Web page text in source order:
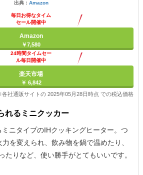
出典： Amazon
毎日お得なタイム
セール開催中
Amazon
￥7,580
24時間タイムセー
ル毎日開催中
楽天市場
￥ 6,842
社通販サイトの 2025年05月28日時点 での税込価格
れるミニクッカー
ニタイプのIHクッキングヒーター。つ
を変えられ、飲み物を鍋で温めたり、
たりなど、使い勝手がとてもいいです。